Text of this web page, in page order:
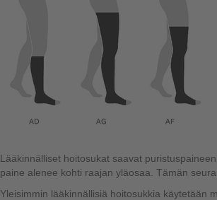
Lääkinnälliset hoitosukat saavat
paine alenee kohti raajan yläosaa. Tämän
Yleisimmin lääkinnällisiä hoitosukkia käytetään